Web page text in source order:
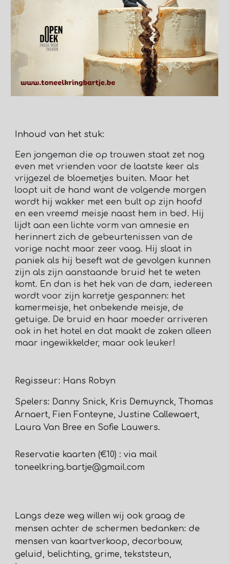
Inhoud van het stuk:
Een jongeman die op trouwen staat zet nog
even met vrienden voor de laatste keer als
vrijgezel de bloemetjes buiten. Maar het
loopt uit de hand want de volgende morgen
wordt hij wakker met een bult op zijn hoofd
en een vreemd meisje naast hem in bed. Hij
lijdt aan een lichte vorm van amnesie en
herinnert zich de gebeurtenissen van de
vorige nacht maar zeer vaag. Hij slaat in
paniek als hij beseft wat de gevolgen kunnen
zijn als zijn aanstaande bruid het te weten
komt. En dan is het hek van de dam, iedereen
wordt voor zijn karretje gespannen: het
kamermeisje, het onbekende meisje, de
getuige. De bruid en haar moeder arriveren
ook in het hotel en dat maakt de zaken alleen
maar ingewikkelder, maar ook leuker!
Regisseur: Hans Robyn
Spelers: Danny Snick, Kris Demuynck, Thomas
Arnaert, Fien Fonteyne, Justine Callewaert,
Laura Van Bree en Sofie Lauwers.
Reservatie kaarten (€10) :via mail
toneelkring.bartje@gmail.com
Langs deze weg willen wij ook graag de
mensen achter de schermen bedanken: de
mensen van kaartverkoop, decorbouw,
geluid, belichting, grime, tekststeun,